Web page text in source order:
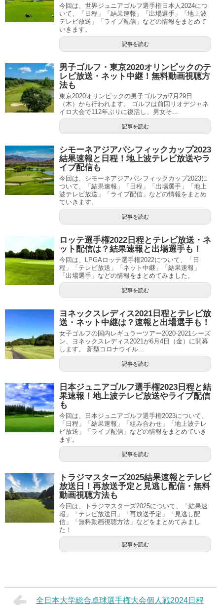
今回は、世界ジュニアゴルフ選手権日本人2024につ
いて、「日程」「結果速報」「出場選手」「地上波
テレビ放送」「ライブ配信」などの情報をまとめて
いきます。
記事を読む
男子ゴルフ・東京2020オリンピックのテ
レビ放送・ネット中継！無料動画視聴方
法も
東京2020オリンピックの男子ゴルフが7月29日
（木）から行われます。 ゴルフは前回リオデジャネ
イロ大会で112年ぶりに復活し、男女そ...
記事を読む
シモーネアジアパシフィックカップ2023
結果速報と日程！地上波テレビ放送やラ
イブ配信も
今回は、シモーネアジアパシフィックカップ2023に
ついて、「結果速報」「日程」「出場選手」「地上
波テレビ放送」「ライブ配信」などの情報をまとめ
ていきます。
記事を読む
ロッテ選手権2022日程とテレビ放送・ネ
ット配信は？結果速報と出場選手も！
今回は、LPGAロッテ選手権2022について、「日
程」「テレビ放送」「ネット中継」「結果速報」
「出場選手」などの情報をまとめてみました。
記事を読む
ヨネックスレディス2021日程とテレビ放
送・ネット中継は？速報と出場選手も！
女子ゴルフの国内レギュラーツアー2020-2021シーズ
ン、ヨネックスレディス2021が6月4日（金）に開幕
します。 新型コロナウイル...
記事を読む
日本ジュニアゴルフ選手権2023日程と結
果速報！地上波テレビ放送やライブ配信
も
今回は、日本ジュニアゴルフ選手権2023について、
「日程」「結果速報」「組み合わせ」「地上波テレ
ビ放送」「ライブ配信」などの情報をまとめていき
ます。
記事を読む
トラジマスターズ2025結果速報とテレビ
放送日！再放送予定と見逃し配信・無料
動画視聴方法も
今回は、トラジマスターズ2025について、「結果速
報」「テレビ放送日」「再放送予定」「見逃し配
信」「無料動画視聴方法」などをまとめてみまし
た！
記事を読む
全日本大学総合卓球選手権大会個人戦2024日程